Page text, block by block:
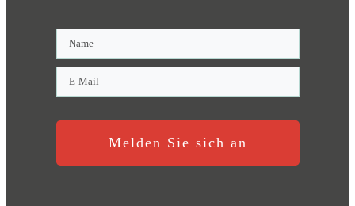
Melden Sie sich an